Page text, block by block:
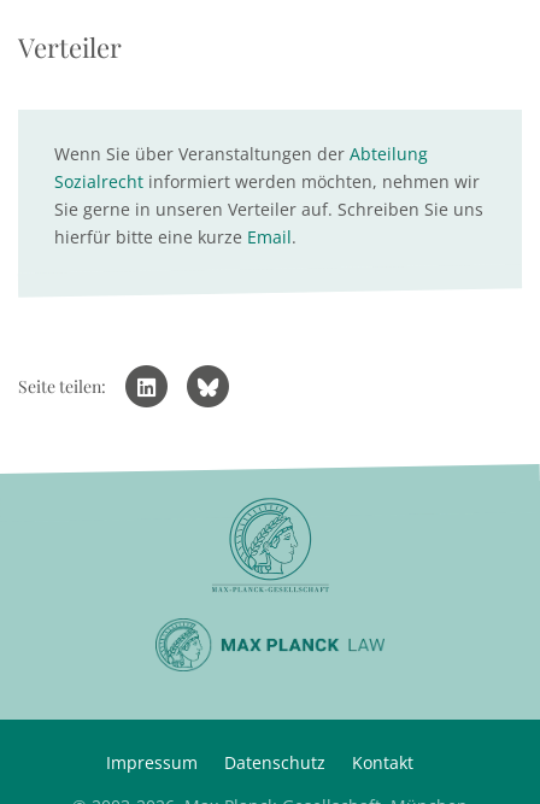
Verteiler
Wenn Sie über Veranstaltungen der Abteilung
Sozialrecht informiert werden möchten, nehmen wir
Sie gerne in unseren Verteiler auf. Schreiben Sie uns
hierfür bitte eine kurze Email.
Seite teilen:
Impressum Datenschutz
Kontakt